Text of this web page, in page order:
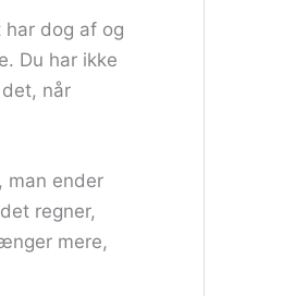
dog af og
Du har ikke
når
man ender
regner,
mere,